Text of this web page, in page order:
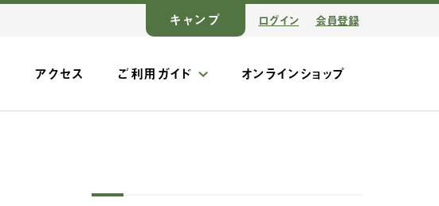
キャンプ ログイン 会員登録
アクセス ご利用ガイド オンラインショップ